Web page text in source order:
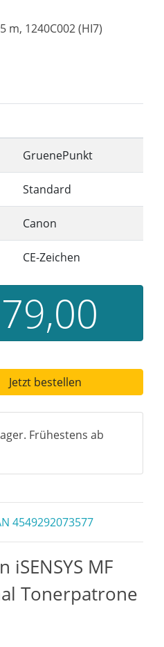
m, 1240C002 (HI7)
GruenePunkt
Standard
Canon
CE-Zeichen
Jetzt bestellen
Frühestens ab
4549292073577
iSENSYS MF
Tonerpatrone